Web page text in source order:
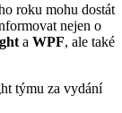
roku mohu dostát
nejen o
a WPF, ale také
týmu za vydání